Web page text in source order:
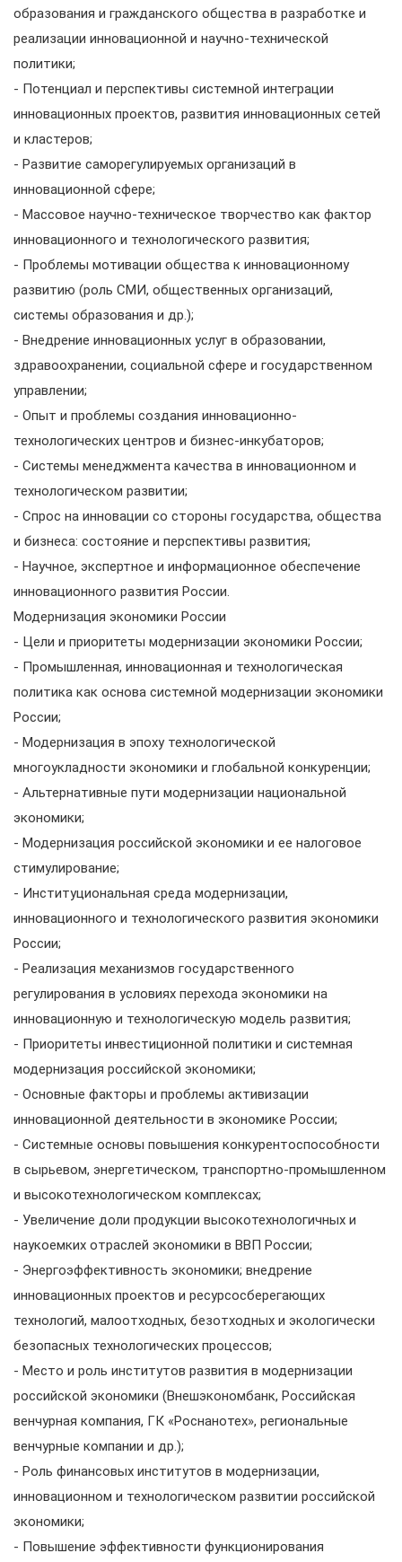
образования и гражданского общества в разработке и
реализации инновационной и научно-технической
политики;
- Потенциал и перспективы системной интеграции
инновационных проектов, развития инновационных сетей
и кластеров;
- Развитие саморегулируемых организаций в
инновационной сфере;
- Массовое научно-техническое творчество как фактор
инновационного и технологического развития;
- Проблемы мотивации общества к инновационному
развитию (роль СМИ, общественных организаций,
системы образования и др.);
- Внедрение инновационных услуг в образовании,
здравоохранении, социальной сфере и государственном
управлении;
- Опыт и проблемы создания инновационно-
технологических центров и бизнес-инкубаторов;
- Системы менеджмента качества в инновационном и
технологическом развитии;
- Спрос на инновации со стороны государства, общества
и бизнеса: состояние и перспективы развития;
- Научное, экспертное и информационное обеспечение
инновационного развития России.
Модернизация экономики России
- Цели и приоритеты модернизации экономики России;
- Промышленная, инновационная и технологическая
политика как основа системной модернизации экономики
России;
- Модернизация в эпоху технологической
многоукладности экономики и глобальной конкуренции;
- Альтернативные пути модернизации национальной
экономики;
- Модернизация российской экономики и ее налоговое
стимулирование;
- Институциональная среда модернизации,
инновационного и технологического развития экономики
России;
- Реализация механизмов государственного
регулирования в условиях перехода экономики на
инновационную и технологическую модель развития;
- Приоритеты инвестиционной политики и системная
модернизация российской экономики;
- Основные факторы и проблемы активизации
инновационной деятельности в экономике России;
- Системные основы повышения конкурентоспособности
в сырьевом, энергетическом, транспортно-промышленном
и высокотехнологическом комплексах;
- Увеличение доли продукции высокотехнологичных и
наукоемких отраслей экономики в ВВП России;
- Энергоэффективность экономики; внедрение
инновационных проектов и ресурсосберегающих
технологий, малоотходных, безотходных и экологически
безопасных технологических процессов;
- Место и роль институтов развития в модернизации
российской экономики (Внешэкономбанк, Российская
венчурная компания, ГК «Роснанотех», региональные
венчурные компании и др.);
- Роль финансовых институтов в модернизации,
инновационном и технологическом развитии российской
экономики;
- Повышение эффективности функционирования